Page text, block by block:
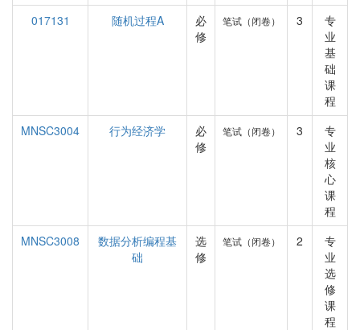
017131 随机过程A
必
修
笔试（闭卷） 3
专
业
基
础
课
程
MNSC3004
行为经济学
必
修
笔试（闭卷） 3
专
业
核
心
课
程
MNSC3008
数据分析编程基
础
选
修
笔试（闭卷） 2
专
业
选
修
课
程